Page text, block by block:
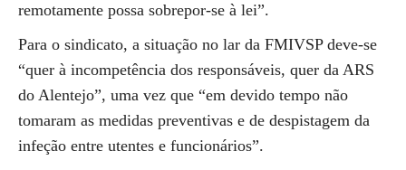
remotamente possa sobrepor-se à lei”.
Para o sindicato, a situação no lar da FMIVSP deve-se
“quer à incompetência dos responsáveis, quer da ARS
do Alentejo”, uma vez que “em devido tempo não
tomaram as medidas preventivas e de despistagem da
infeção entre utentes e funcionários”.